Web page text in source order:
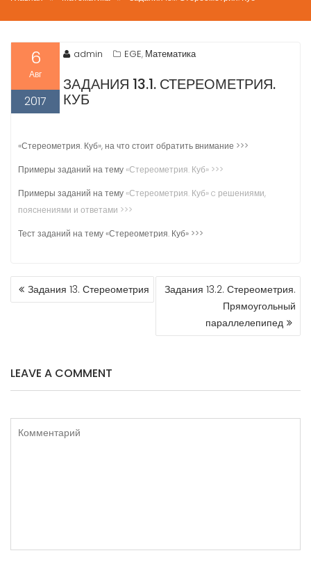
6
Авг
2017
admin EGE, Математика
ЗАДАНИЯ 13.1. СТЕРЕОМЕТРИЯ.
КУБ
«Стереометрия. Куб», на что стоит обратить внимание >>>
Примеры заданий на тему «Стереометрия. Куб» >>>
Примеры заданий на тему «Стереометрия. Куб» c решениями,
пояснениями и ответами >>>
Тест заданий на тему «Стереометрия. Куб» >>>
НАВИГАЦИЯ
ПОЗадания 13. Стереометрия
Задания 13.2. Стереометрия.
Прямоугольный
параллелепипед
LEAVE A COMMENT